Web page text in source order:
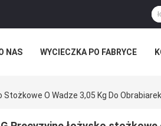
NAS WYCIECZKA PO FABRYCE
Stożkowe O Wadze 3,05 Kg Do Obrabiarek